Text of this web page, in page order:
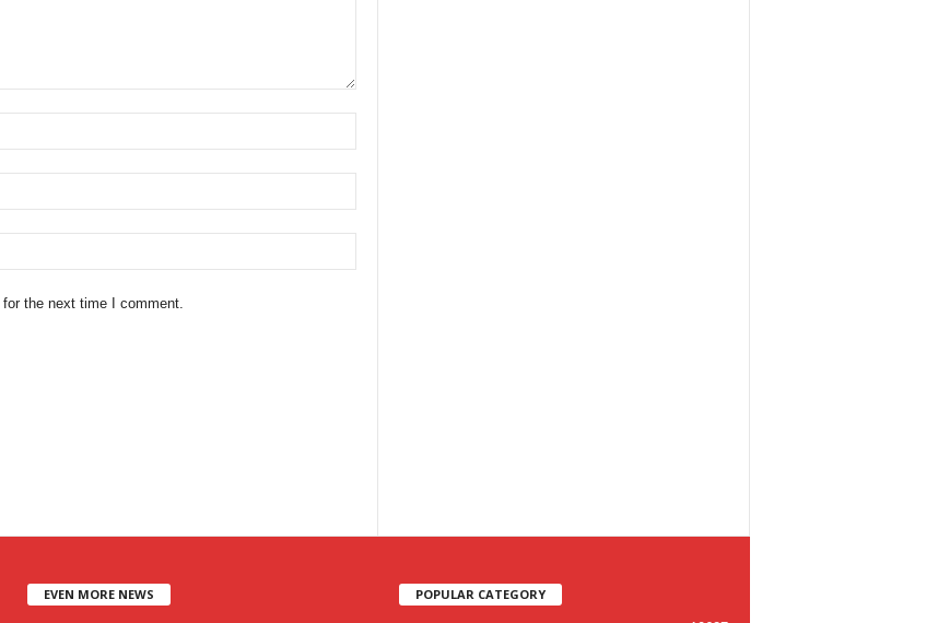
the next time I comment.
EVEN MORE NEWS POPULAR CATEGORY